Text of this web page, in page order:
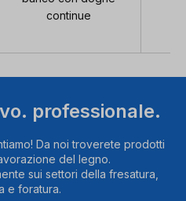
continue
professionale.
Da noi troverete prodotti
del legno.
sui settori della fresatura,
e foratura.